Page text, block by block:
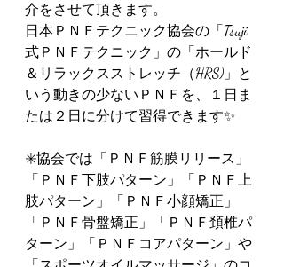
介をさせて頂きます。
日本ＰＮＦテクニック協会の「Tsuji
式ＰＮＦテクニック」の「ホールド
＆リラックスストレッチ（HRS)」と
いう動きの少ないＰＮＦを、１日ま
たは２日に分けて習得できます✨
✳️協会では「ＰＮＦ筋膜リリース」
「ＰＮＦ下肢パターン」「ＰＮＦ上
肢パターン」「ＰＮＦ小顔矯正」
「ＰＮＦ骨盤矯正」「ＰＮＦ頚椎パ
ターン」「ＰＮＦコアパターン」や